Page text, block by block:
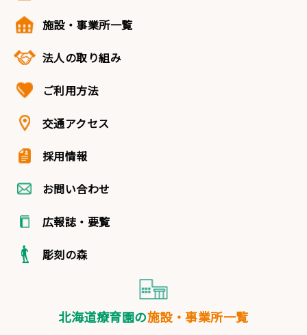
施設・事業所一覧
法人の取り組み
ご利用方法
交通アクセス
採用情報
お問い合わせ
広報誌・要覧
彫刻の森
北海道療育園の施設・事業所一覧